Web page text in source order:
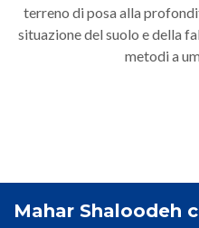
terreno di posa alla
situazione del suolo e della
metodi a
Mahar Shaloodeh